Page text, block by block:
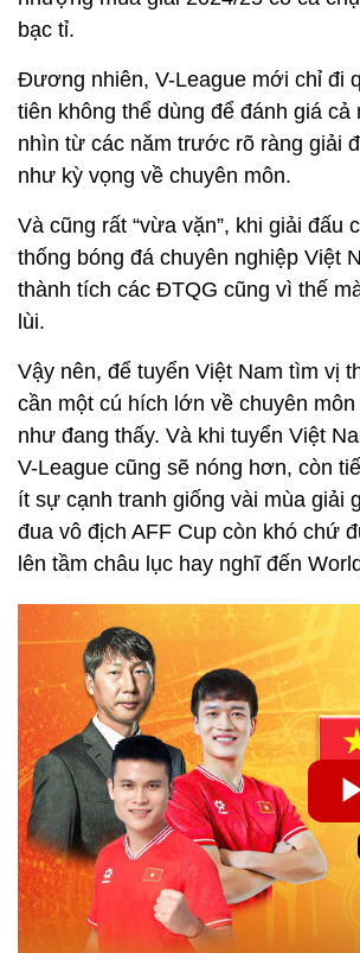
bạc tỉ.
Đương nhiên, V-League mới chỉ đi
tiên không thể dùng để đánh giá cả
nhìn từ các năm trước rõ ràng giải
như kỳ vọng về chuyên môn.
Và cũng rất “vừa vặn”, khi giải đấu
thống bóng đá chuyên nghiệp Việt
thành tích các ĐTQG cũng vì thế
lùi.
Vậy nên, để tuyển Việt Nam tìm vị
cần một cú hích lớn về chuyên
như đang thấy. Và khi tuyển Việt
V-League cũng sẽ nóng hơn, còn
ít sự cạnh tranh giống vài mùa giải
đua vô địch AFF Cup còn khó chứ
lên tầm châu lục hay nghĩ đến